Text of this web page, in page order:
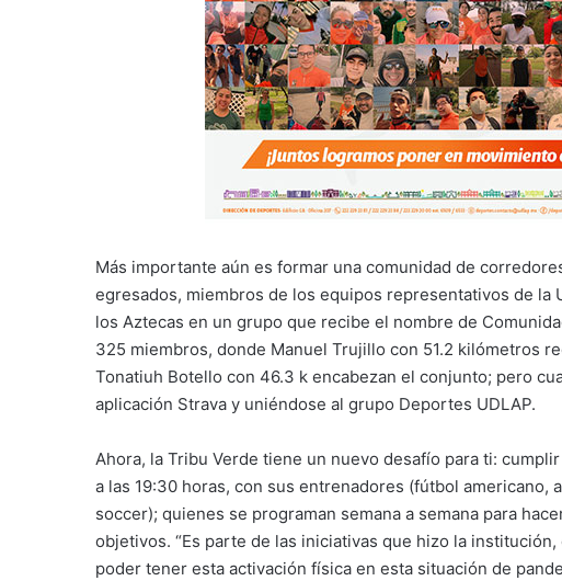
Más importante aún es formar una comunidad de
egresados, miembros de los equipos representativos de la
los Aztecas en un grupo que recibe el nombre de
325 miembros, donde Manuel Trujillo con 51.2 kilómetros
Tonatiuh Botello con 46.3 k encabezan el conjunto; pero
aplicación Strava y uniéndose al grupo Deportes UDLAP.
Ahora, la Tribu Verde tiene un nuevo desafío para ti:
a las 19:30 horas, con sus entrenadores (fútbol americano,
soccer); quienes se programan semana a semana para
objetivos. “Es parte de las iniciativas que hizo la
poder tener esta activación física en esta situación de